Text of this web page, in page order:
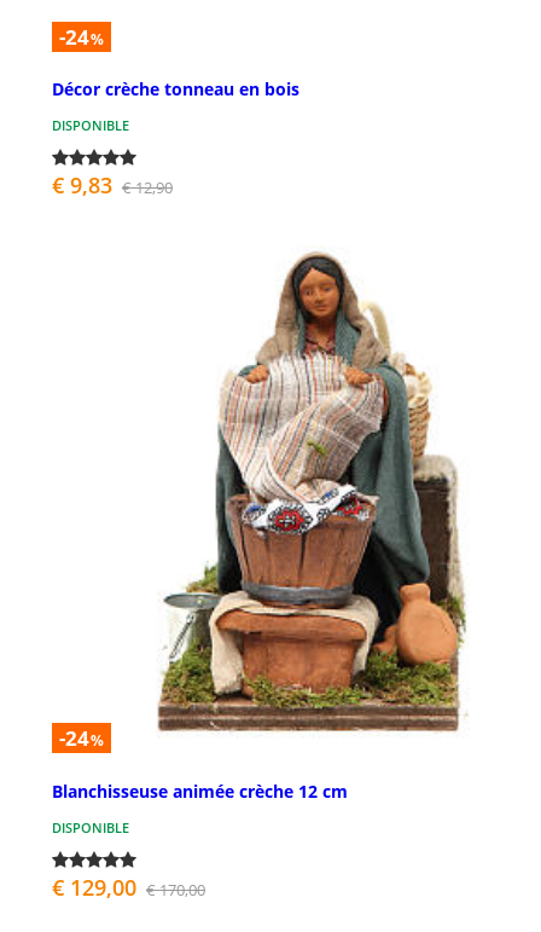
-24%
Décor crèche tonneau en bois
DISPONIBLE
€ 9,83 € 12,90
-24%
Blanchisseuse animée crèche 12 cm
DISPONIBLE
€ 129,00 € 170,00